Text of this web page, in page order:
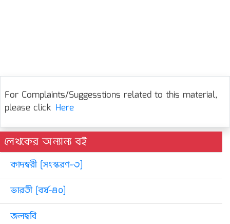
For Complaints/Suggesstions related to this material,
please click Here
লেখকের অন্যান্য বই
কাদম্বরী [সংস্করণ-৩]
ভারতী [বর্ষ-৪০]
জলছবি